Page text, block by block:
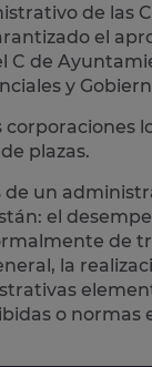
de las
el
C de
y
plazas.
de un
el
de
la
o normas